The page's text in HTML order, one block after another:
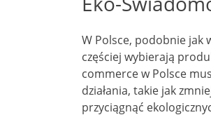
W Polsce, podobnie jak
częściej wybierają
commerce w Polsce
działania, takie jak
przyciągnąć